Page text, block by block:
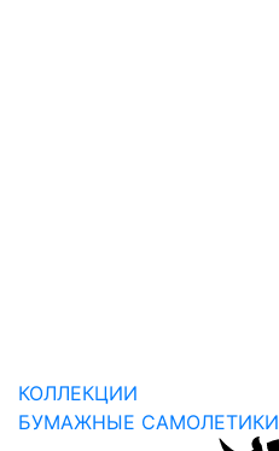
КОЛЛЕКЦИИ
БУМАЖНЫЕ САМОЛЕТИКИ